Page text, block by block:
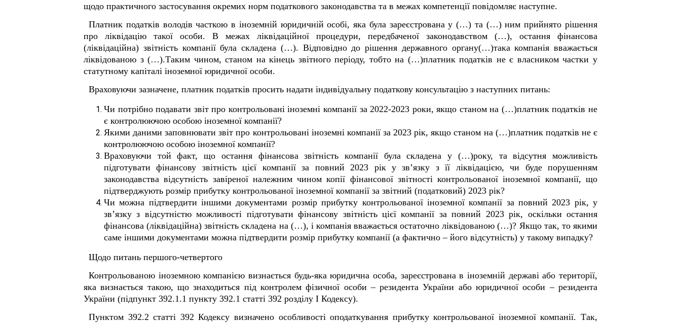
щодо практичного застосування окремих норм податкового законодавства та в межах компетенції повідомляє наступне.
Платник податків володів часткою в іноземній юридичній особі, яка була зареєстрована у (…) та (…) ним прийнято рішення
про ліквідацію такої особи. В межах ліквідаційної процедури, передбаченої законодавством (…), остання фінансова
(ліквідаційна) звітність компанії була складена (…). Відповідно до рішення державного органу(…)така компанія вважається
ліквідованою з (…).Таким чином, станом на кінець звітного періоду, тобто на (…)платник податків не є власником частки у
статутному капіталі іноземної юридичної особи.
Враховуючи зазначене, платник податків просить надати індивідуальну податкову консультацію з наступних питань:
Чи потрібно подавати звіт про контрольовані іноземні компанії за 2022-2023 роки, якщо станом на (…)платник податків не
є контролюючою особою іноземної компанії?
Якими даними заповнювати звіт про контрольовані іноземні компанії за 2023 рік, якщо станом на (…)платник податків не є
контролюючою особою іноземної компанії?
Враховуючи той факт, що остання фінансова звітність компанії була складена у (…)року, та відсутня можливість
підготувати фінансову звітність цієї компанії за повний 2023 рік у зв’язку з її ліквідацією, чи буде порушенням
законодавства відсутність завіреної належним чином копії фінансової звітності контрольованої іноземної компанії, що
підтверджують розмір прибутку контрольованої іноземної компанії за звітний (податковий) 2023 рік?
Чи можна підтвердити іншими документами розмір прибутку контрольованої іноземної компанії за повний 2023 рік, у
зв’язку з відсутністю можливості підготувати фінансову звітність цієї компанії за повний 2023 рік, оскільки остання
фінансова (ліквідаційна) звітність складена на (…), і компанія вважається остаточно ліквідованою (…)? Якщо так, то якими
саме іншими документами можна підтвердити розмір прибутку компанії (а фактично – його відсутність) у такому випадку?
Щодо питань першого-четвертого
Контрольованою іноземною компанією визнається будь-яка юридична особа, зареєстрована в іноземній державі або території,
яка визнається такою, що знаходиться під контролем фізичної особи – резидента України або юридичної особи – резидента
України (підпункт 392.1.1 пункту 392.1 статті 392 розділу І Кодексу).
Пунктом 392.2 статті 392 Кодексу визначено особливості оподаткування прибутку контрольованої іноземної компанії. Так,